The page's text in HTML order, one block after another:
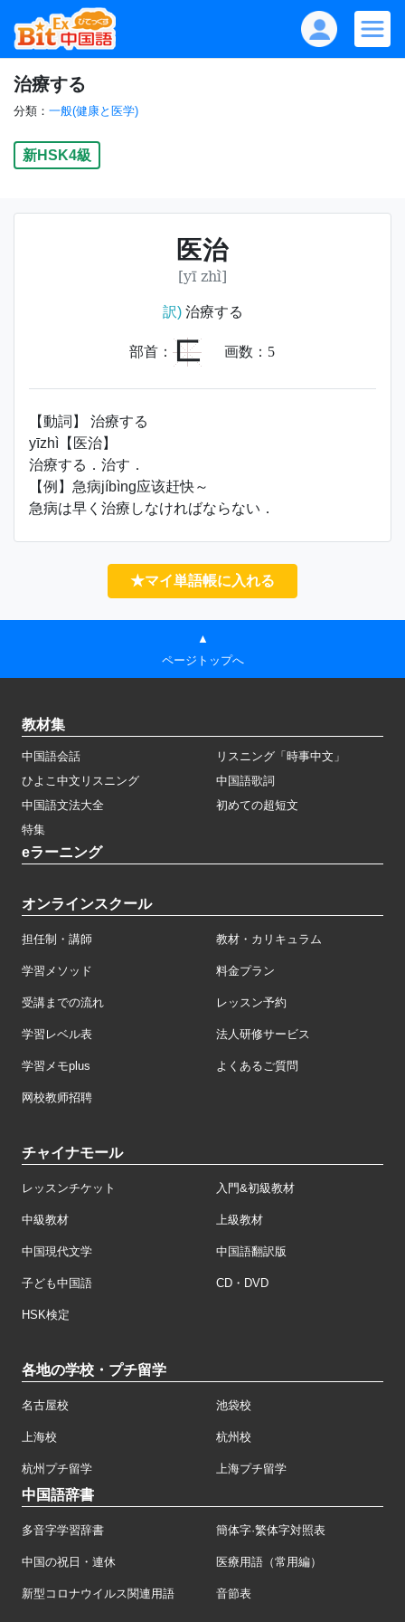
治療する
分類： 一般(健康と医学)
新HSK4級
医治
[yī zhì]
訳)治療する
部首： 匚 画数： 5
【動詞】 治療する
yīzhì【医治】
治療する．治す．
【例】急病jíbìng应该赶快～
急病は早く治療しなければならない．
★マイ単語帳に入れる
▲
ページトップへ
教材集
中国語会話
リスニング「時事中文」
ひよこ中文リスニング
中国語歌詞
中国語文法大全
初めての超短文
特集
eラーニング
オンラインスクール
担任制・講師 教材・カリキュラム
学習メソッド 料金プラン
受講までの流れ レッスン予約
学習レベル表 法人研修サービス
学習メモplus よくあるご質問
网校教师招聘
チャイナモール
レッスンチケット 入門&初級教材
中級教材 上級教材
中国現代文学 中国語翻訳版
子ども中国語 CD・DVD
HSK検定
各地の学校・プチ留学
名古屋校 池袋校
上海校 杭州校
杭州プチ留学 上海プチ留学
中国語辞書
多音字学習辞書 簡体字·繁体字対照表
中国の祝日・連休 医療用語（常用編）
新型コロナウイルス関連用語 音節表